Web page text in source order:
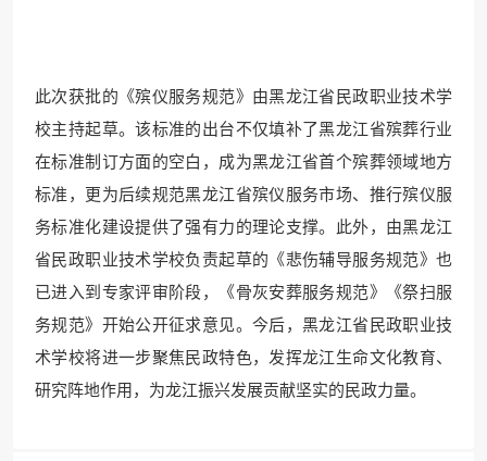
此次获批的《殡仪服务规范》由黑龙江省民政职业技术学
校主持起草。该标准的出台不仅填补了黑龙江省殡葬行业
在标准制订方面的空白，成为黑龙江省首个殡葬领域地方
标准，更为后续规范黑龙江省殡仪服务市场、推行殡仪服
务标准化建设提供了强有力的理论支撑。此外，由黑龙江
省民政职业技术学校负责起草的《悲伤辅导服务规范》也
已进入到专家评审阶段，《骨灰安葬服务规范》《祭扫服
务规范》开始公开征求意见。今后，黑龙江省民政职业技
术学校将进一步聚焦民政特色，发挥龙江生命文化教育、
研究阵地作用，为龙江振兴发展贡献坚实的民政力量。